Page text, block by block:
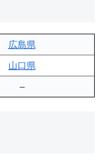
広島県
山口県
–